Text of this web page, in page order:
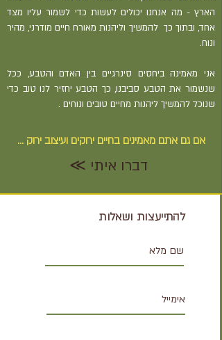
הארץ - מה אנחנו יכולים לעשות כדי לשמור עליו מצד
אחד, ובתוך כך להמשיך וליהנות מאורח חיים מודרני, מהיר
ונוח.
אני מאמינה ביחסים סינרגיים בין האדם והטבע, ככל
שנשמור את הטבע סביבנו, כך הטבע יחזיר לנו טוב כדי
שנוכל להמשיך ליהנות מחיים טובים ונוחים .
אם גם אתם מאמינים בחיים ירוקים ועיצוב ירוק ...
≪ דברו איתי
להתייעצות ושאלות